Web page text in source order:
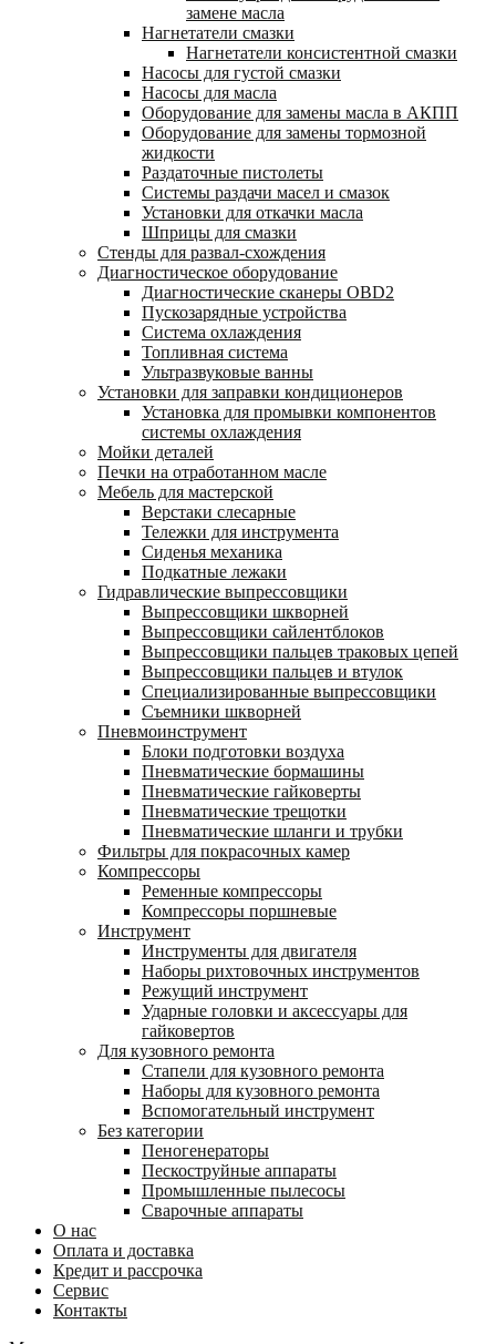
замене масла
Нагнетатели смазки
Нагнетатели консистентной смазки
Насосы для густой смазки
Насосы для масла
Оборудование для замены масла в АКПП
Оборудование для замены тормозной
жидкости
Раздаточные пистолеты
Системы раздачи масел и смазок
Установки для откачки масла
Шприцы для смазки
Стенды для развал-схождения
Диагностическое оборудование
Диагностические сканеры OBD2
Пускозарядные устройства
Система охлаждения
Топливная система
Ультразвуковые ванны
Установки для заправки кондиционеров
Установка для промывки компонентов
системы охлаждения
Мойки деталей
Печки на отработанном масле
Мебель для мастерской
Верстаки слесарные
Тележки для инструмента
Сиденья механика
Подкатные лежаки
Гидравлические выпрессовщики
Выпрессовщики шкворней
Выпрессовщики сайлентблоков
Выпрессовщики пальцев траковых цепей
Выпрессовщики пальцев и втулок
Специализированные выпрессовщики
Cъемники шкворней
Пневмоинструмент
Блоки подготовки воздуха
Пневматические бормашины
Пневматические гайковерты
Пневматические трещотки
Пневматические шланги и трубки
Фильтры для покрасочных камер
Компрессоры
Ременные компрессоры
Компрессоры поршневые
Инструмент
Инструменты для двигателя
Наборы рихтовочных инструментов
Режущий инструмент
Ударные головки и аксессуары для
гайковертов
Для кузовного ремонта
Стапели для кузовного ремонта
Наборы для кузовного ремонта
Вспомогательный инструмент
Без категории
Пеногенераторы
Пескоструйные аппараты
Промышленные пылесосы
Сварочные аппараты
О нас
Оплата и доставка
Кредит и рассрочка
Сервис
Контакты